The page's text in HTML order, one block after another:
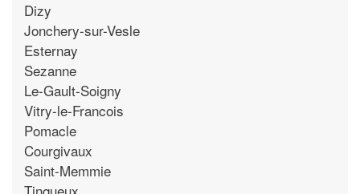
Dizy
Jonchery-sur-Vesle
Esternay
Sezanne
Le-Gault-Soigny
Vitry-le-Francois
Pomacle
Courgivaux
Saint-Memmie
Tinqueux